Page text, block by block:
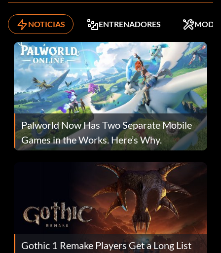
NOTICIAS ENTRENADORES MODS
Palworld Now Has Two Separate Mobile
Games in the Works. Here’s Why.
Gothic 1 Remake Players Get a Long List